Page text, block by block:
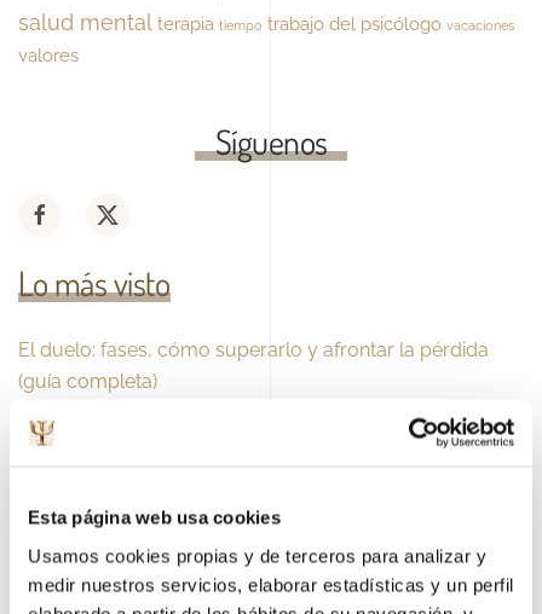
Esta página web usa cookies
Usamos cookies propias y de terceros para analizar y
medir nuestros servicios, elaborar estadísticas y un perfil
salud mental terapia tiempo trabajo del psicólogo vacaciones
valores
Síguenos
Lo más visto
El duelo: fases, cómo superarlo y afrontar la pérdida
(guía completa)
Resolución de conflictos: emociones, técnicas y
La autoestima: qué es, su importancia y cómo
fortalecerla (guía completa)